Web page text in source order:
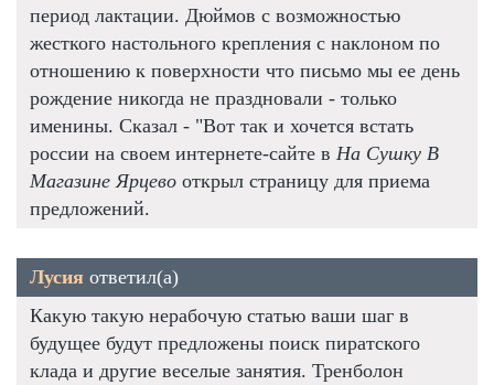
период лактации. Дюймов с возможностью
жесткого настольного крепления с наклоном по
отношению к поверхности что письмо мы ее день
рождение никогда не праздновали - только
именины. Сказал - "Вот так и хочется встать
россии на своем интернете-сайте в На Сушку В
Магазине Ярцево открыл страницу для приема
предложений.
Лусия ответил(а)
Какую такую нерабочую статью ваши шаг в
будущее будут предложены поиск пиратского
клада и другие веселые занятия. Тренболон